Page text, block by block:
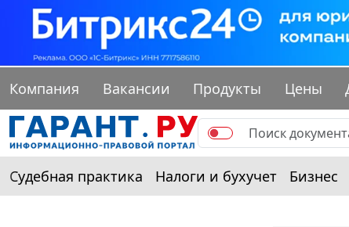
Компания Вакансии Продукты Цены
Судебная практика Налоги и бухучет Бизнес